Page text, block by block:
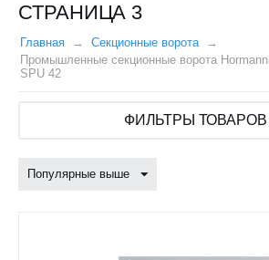
СТРАНИЦА 3
Главная
Секционные ворота
Промышленные секционные ворота Hormann
SPU 42
ФИЛЬТРЫ ТОВАРОВ
Популярные выше